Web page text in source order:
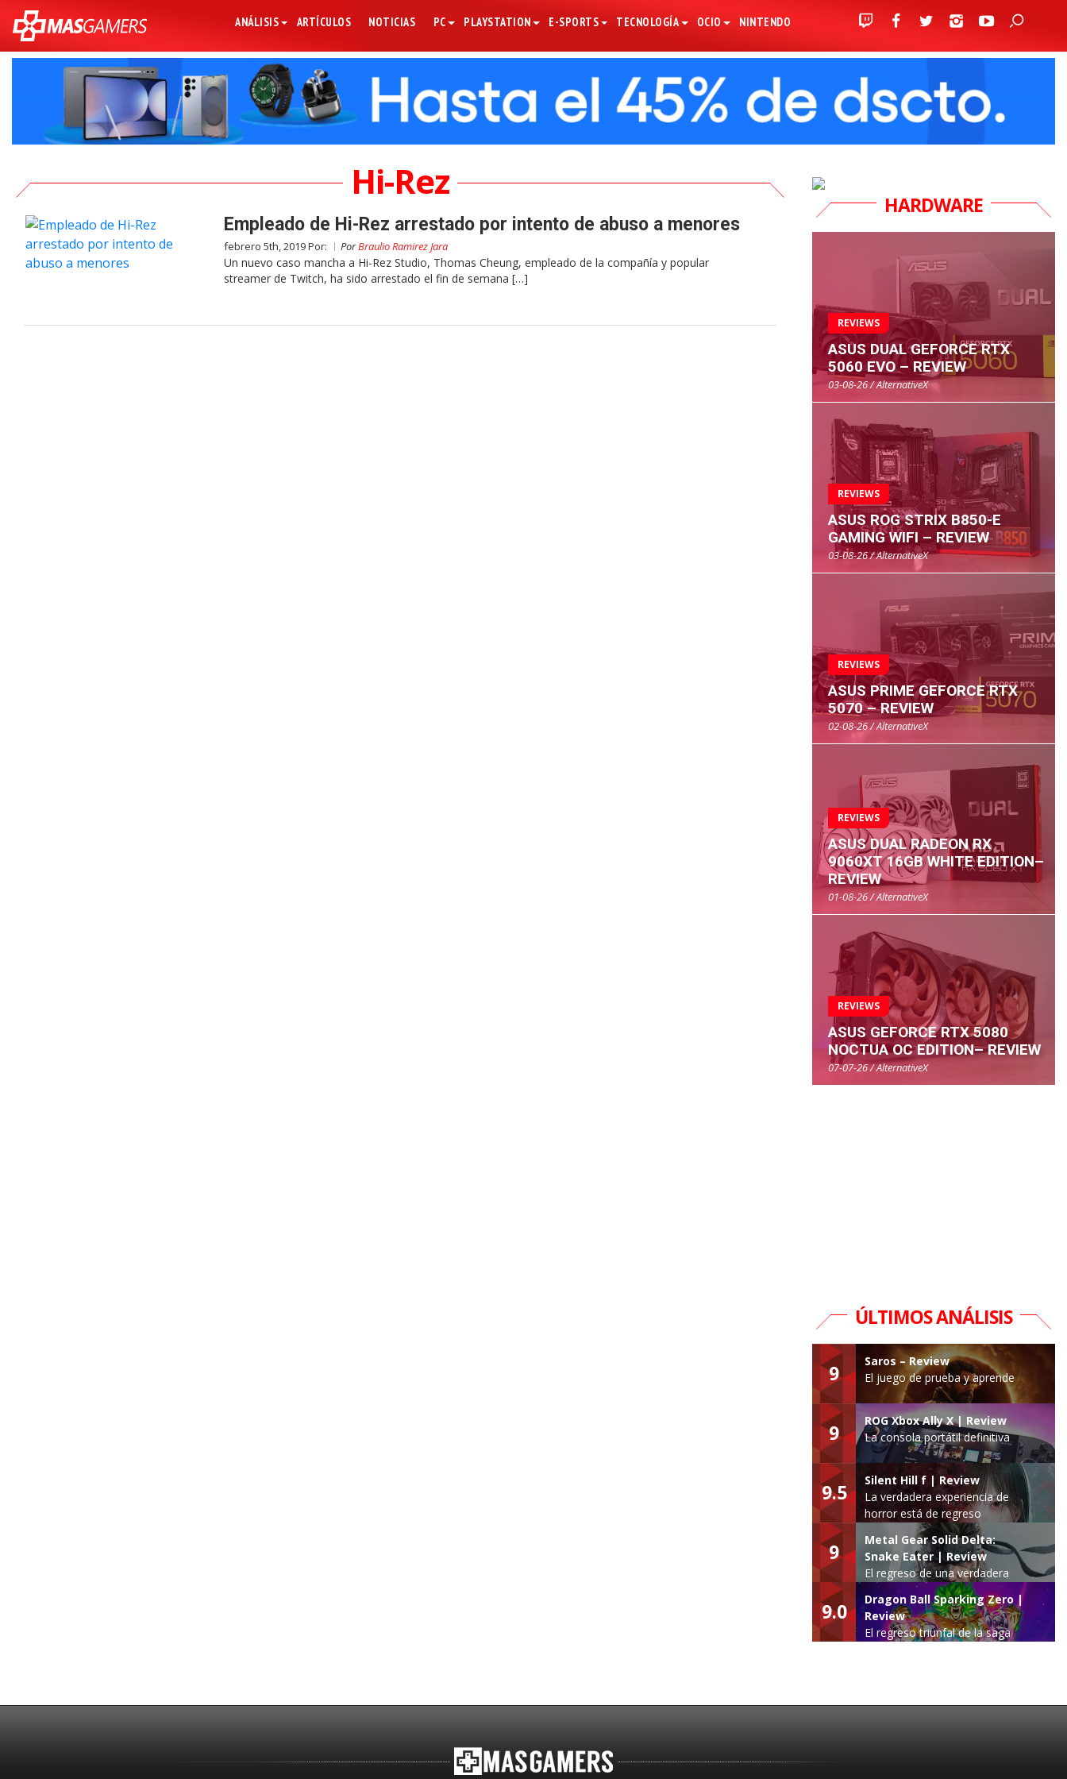
ANÁLISIS ARTÍCULOS NOTICIAS PC PLAYSTATION E-SPORTS TECNOLOGÍA OCIO NINTENDO
Hi-Rez
Empleado de Hi-Rez arrestado por intento de abuso a menores
febrero 5th, 2019 Por: PorBraulio Ramirez Jara
Un nuevo caso mancha a Hi-Rez Studio, Thomas Cheung, empleado de la compañía y popular
streamer de Twitch, ha sido arrestado el fin de semana […]
HARDWARE
REVIEWS
ASUS DUAL GEFORCE RTX
5060 EVO – REVIEW
03-08-26 / AlternativeX
REVIEWS
ASUS ROG STRIX B850-E
GAMING WIFI – REVIEW
03-08-26 / AlternativeX
REVIEWS
ASUS PRIME GEFORCE RTX
5070 – REVIEW
02-08-26 / AlternativeX
REVIEWS
ASUS DUAL RADEON RX
9060XT 16GB WHITE EDITION–
REVIEW
01-08-26 / AlternativeX
REVIEWS
ASUS GEFORCE RTX 5080
NOCTUA OC EDITION– REVIEW
07-07-26 / AlternativeX
ÚLTIMOS ANÁLISIS
9
Saros – Review
El juego de prueba y aprende
9
ROG Xbox Ally X | Review
La consola portátil definitiva
9.5
Silent Hill f | Review
La verdadera experiencia de
horror está de regreso
9
Metal Gear Solid Delta:
Snake Eater | Review
El regreso de una verdadera
leyenda
9.0
Dragon Ball Sparking Zero |
Review
El regreso triunfal de la saga